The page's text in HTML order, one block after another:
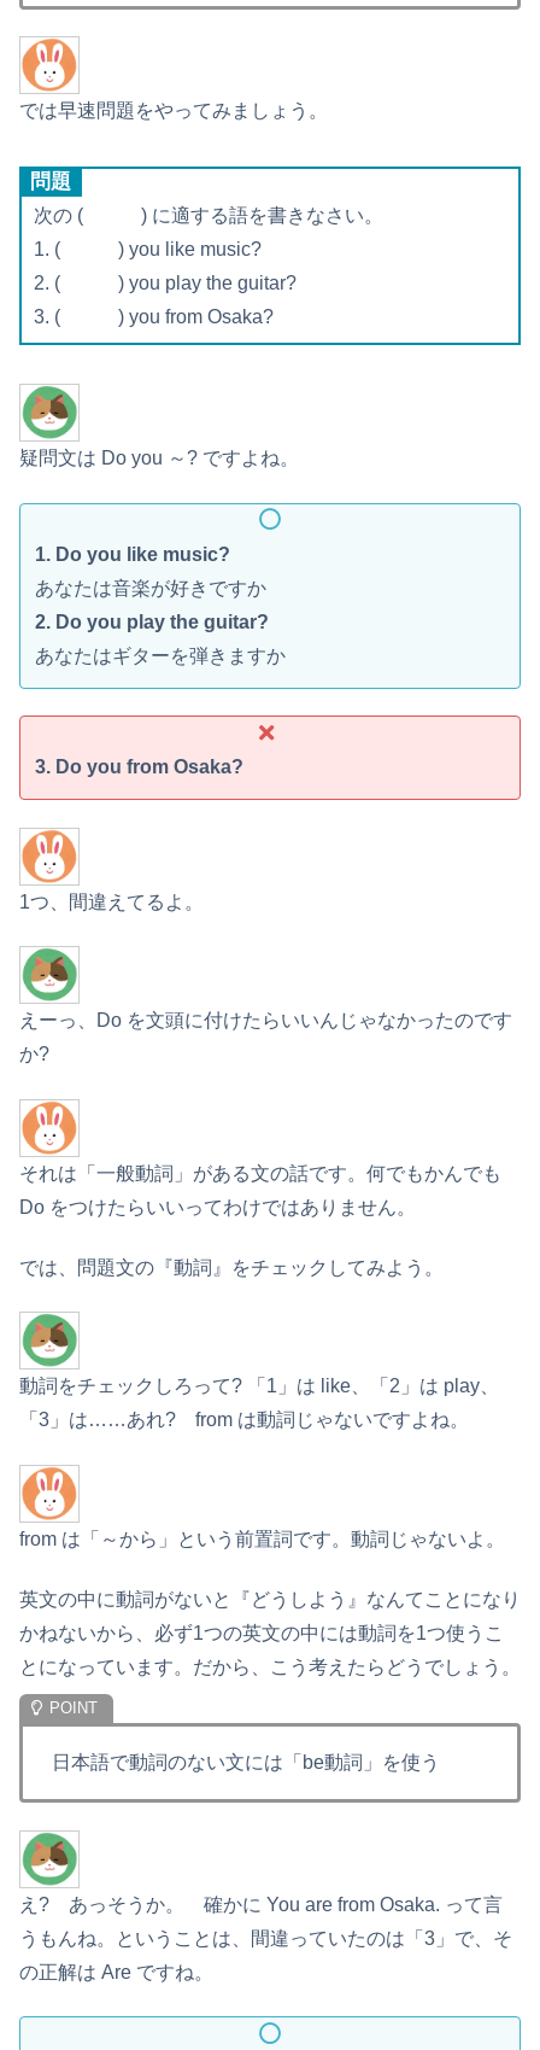
では早速問題をやってみましょう。
問題
次の ( ) に適する語を書きなさい。
1. ( ) you like music?
2. ( ) you play the guitar?
3. ( ) you from Osaka?
疑問文は Do you ～? ですよね。
1. Do you like music?
あなたは音楽が好きですか
2. Do you play the guitar?
あなたはギターを弾きますか
3. Do you from Osaka?
1つ、間違えてるよ。
えーっ、Do を文頭に付けたらいいんじゃなかったのです
か?
それは「一般動詞」がある文の話です。何でもかんでも
Do をつけたらいいってわけではありません。
では、問題文の『動詞』をチェックしてみよう。
動詞をチェックしろって? 「1」は like、「2」は play、
「3」は……あれ? from は動詞じゃないですよね。
from は「～から」という前置詞です。動詞じゃないよ。
英文の中に動詞がないと『どうしよう』なんてことになり
かねないから、必ず1つの英文の中には動詞を1つ使うこ
とになっています。だから、こう考えたらどうでしょう。
日本語で動詞のない文には「be動詞」を使う
え? あっそうか。 確かに You are from Osaka. って言
うもんね。ということは、間違っていたのは「3」で、そ
の正解は Are ですね。